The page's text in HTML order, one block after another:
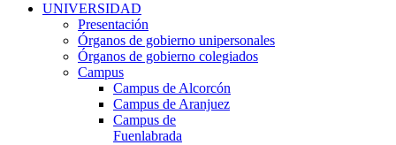
UNIVERSIDAD
Presentación
Órganos de gobierno unipersonales
Órganos de gobierno colegiados
Campus
Campus de Alcorcón
Campus de Aranjuez
Campus de
Fuenlabrada